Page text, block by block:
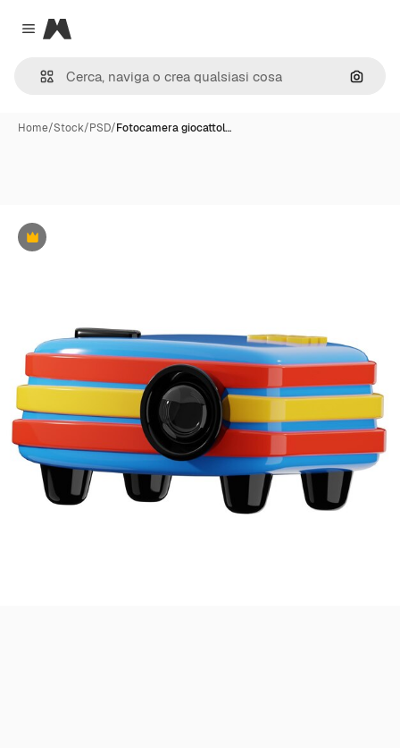
Close menu
Magnific
Cerca
Home/Stock/PSD/Fotocamera giocattol…
Premium